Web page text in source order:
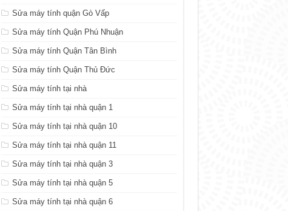
Sửa máy tính quận Gò Vấp
Sửa máy tính Quận Phú Nhuận
Sửa máy tính Quận Tân Bình
Sửa máy tính Quận Thủ Đức
Sửa máy tính tại nhà
Sửa máy tính tại nhà quận 1
Sửa máy tính tại nhà quận 10
Sửa máy tính tại nhà quận 11
Sửa máy tính tại nhà quận 3
Sửa máy tính tại nhà quận 5
Sửa máy tính tại nhà quận 6